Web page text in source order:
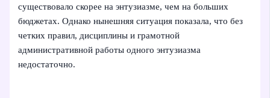
существовало скорее на энтузиазме, чем на больших
бюджетах. Однако нынешняя ситуация показала, что без
четких правил, дисциплины и грамотной
административной работы одного энтузиазма
недостаточно.